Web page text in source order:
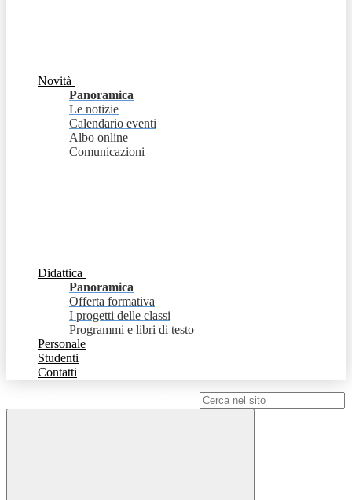
Novità
Panoramica
Le notizie
Calendario eventi
Albo online
Comunicazioni
Didattica
Panoramica
Offerta formativa
I progetti delle classi
Programmi e libri di testo
Personale
Studenti
Contatti